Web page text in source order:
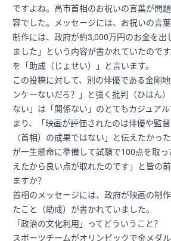
ですよね。高市首相のお祝いの言葉が問
容でした。メッセージには、お祝いの言
制作には、政府が約3,000万円のお金を出
ました」という内容が書かれていたので
を「助成（じょせい）」と言います。
この投稿に対して、別の俳優である金剛
ンケーないだろ？」と強く批判（ひはん
ない」は「関係ない」のとてもカジュア
まり、「映画が評価されたのは俳優や監
（首相）の成果ではない」と伝えたかっ
が一生懸命に準備して試験で100点を取
えたから良い点が取れたのです」と皆の
ますか？
首相のメッセージには、政府が映画の制
たこと（助成）が書かれていました。
「政治の文化利用」ってどういうこと？
スポーツチームがオリンピックで金メダ